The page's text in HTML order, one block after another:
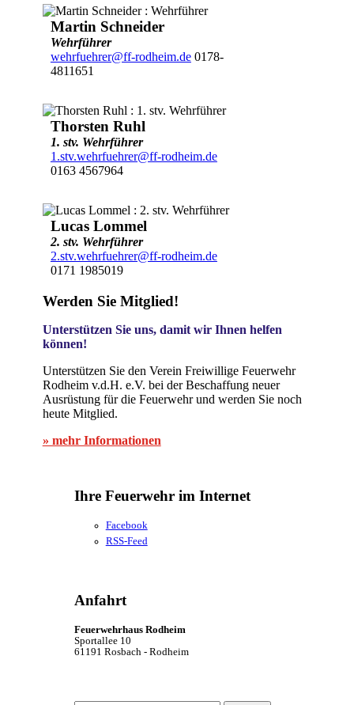
Martin Schneider
Wehrführer
wehrfuehrer@ff-rodheim.de0178-
4811651
Thorsten Ruhl
1. stv. Wehrführer
1.stv.wehrfuehrer@ff-rodheim.de
0163 4567964
Lucas Lommel
2. stv. Wehrführer
2.stv.wehrfuehrer@ff-rodheim.de
0171 1985019
Werden Sie Mitglied!
Unterstützen Sie uns, damit wir Ihnen helfen
können!
Unterstützen Sie den Verein Freiwillige Feuerwehr
Rodheim v.d.H. e.V. bei der Beschaffung neuer
Ausrüstung für die Feuerwehr und werden Sie noch
heute Mitglied.
» mehr Informationen
Ihre Feuerwehr im Internet
Facebook
RSS-Feed
Anfahrt
Feuerwehrhaus Rodheim
Sportallee 10
61191 Rosbach - Rodheim